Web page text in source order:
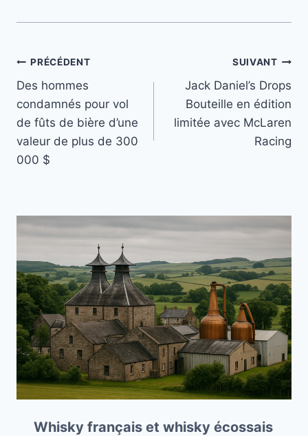
Navigation
de
l’article
PRÉCÉDENT
Des hommes
condamnés pour vol
de fûts de bière d’une
valeur de plus de 300
000 $
SUIVANT
Jack Daniel’s Drops
Bouteille en édition
limitée avec McLaren
Racing
Whisky français et whisky écossais